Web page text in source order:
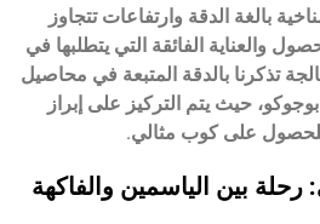
بالغة الدقة وارتفاعات تتجاوز
والعناية الفائقة التي يتطلبها في
تذكرنا بالدقة المتبعة في محاصيل
بوجوكو، حيث يتم التركيز على إبراز
للحصول على كوب مثالي.
بين الياسمين والفاكهة